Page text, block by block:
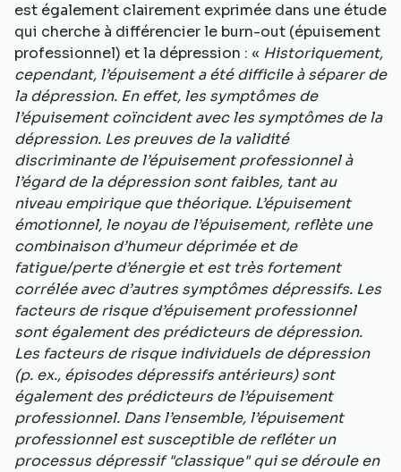
est également clairement exprimée dans une étude
qui cherche à différencier le burn-out (épuisement
professionnel) et la dépression : « Historiquement,
cependant, l’épuisement a été difficile à séparer de
la dépression. En effet, les symptômes de
l’épuisement coïncident avec les symptômes de la
dépression. Les preuves de la validité
discriminante de l’épuisement professionnel à
l’égard de la dépression sont faibles, tant au
niveau empirique que théorique. L’épuisement
émotionnel, le noyau de l’épuisement, reflète une
combinaison d’humeur déprimée et de
fatigue/perte d’énergie et est très fortement
corrélée avec d’autres symptômes dépressifs. Les
facteurs de risque d’épuisement professionnel
sont également des prédicteurs de dépression.
Les facteurs de risque individuels de dépression
(p. ex., épisodes dépressifs antérieurs) sont
également des prédicteurs de l’épuisement
professionnel. Dans l’ensemble, l’épuisement
professionnel est susceptible de refléter un
processus dépressif "classique" qui se déroule en